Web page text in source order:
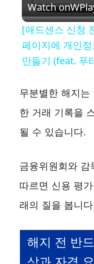
Watch on
[애드센스 신청
페이지에 개인
만들기 (feat. 푸
무분별한 해지
한 거래 기록을
될 수 있습니다.
금융위원회와 감
따르면 신용 평
래의 질을 봅니
해지 전 반